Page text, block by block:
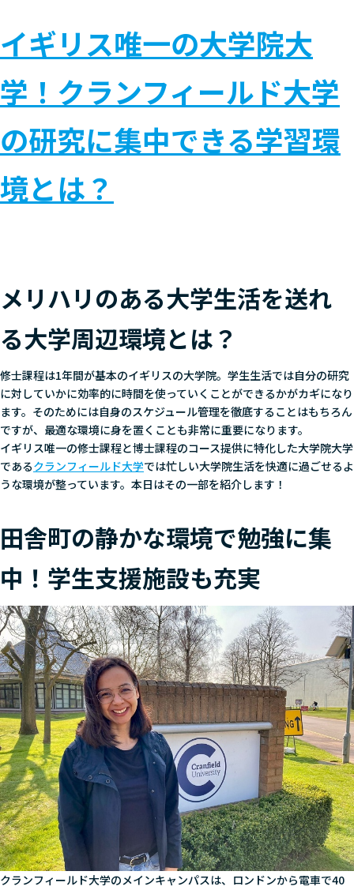
イギリス唯一の大学院大
学！クランフィールド大学
の研究に集中できる学習環
境とは？
メリハリのある大学生活を送れ
る大学周辺環境とは？
修士課程は1年間が基本のイギリスの大学院。学生生活では自分の研究
に対していかに効率的に時間を使っていくことができるかがカギになり
ます。そのためには自身のスケジュール管理を徹底することはもちろん
ですが、最適な環境に身を置くことも非常に重要になります。
イギリス唯一の修士課程と博士課程のコース提供に特化した大学院大学
であるクランフィールド大学では忙しい大学院生活を快適に過ごせるよ
うな環境が整っています。本日はその一部を紹介します！
田舎町の静かな環境で勉強に集
中！学生支援施設も充実
クランフィールド大学のメインキャンパスは、ロンドンから電車で40